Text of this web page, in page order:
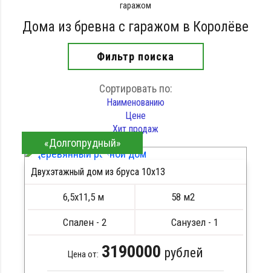
гаражом
Дома из бревна с гаражом в Королёве
Фильтр поиска
Сортировать по:
Наименованию
Цене
Хит продаж
ПОДРОБНЕЕ
«Долгопрудный»
Двухэтажный дом из бруса 10х13
6,5х11,5 м 58 м2
Спален - 2 Санузел - 1
Цена от: 3190000 рублей